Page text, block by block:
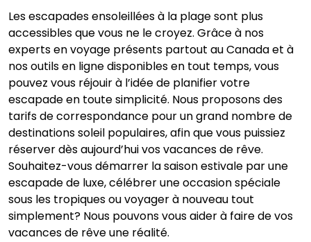
Les escapades ensoleillées à la plage sont plus
accessibles que vous ne le croyez. Grâce à nos
experts en voyage présents partout au Canada et à
nos outils en ligne disponibles en tout temps, vous
pouvez vous réjouir à l’idée de planifier votre
escapade en toute simplicité. Nous proposons des
tarifs de correspondance pour un grand nombre de
destinations soleil populaires, afin que vous puissiez
réserver dès aujourd’hui vos vacances de rêve.
Souhaitez-vous démarrer la saison estivale par une
escapade de luxe, célébrer une occasion spéciale
sous les tropiques ou voyager à nouveau tout
simplement? Nous pouvons vous aider à faire de vos
vacances de rêve une réalité.